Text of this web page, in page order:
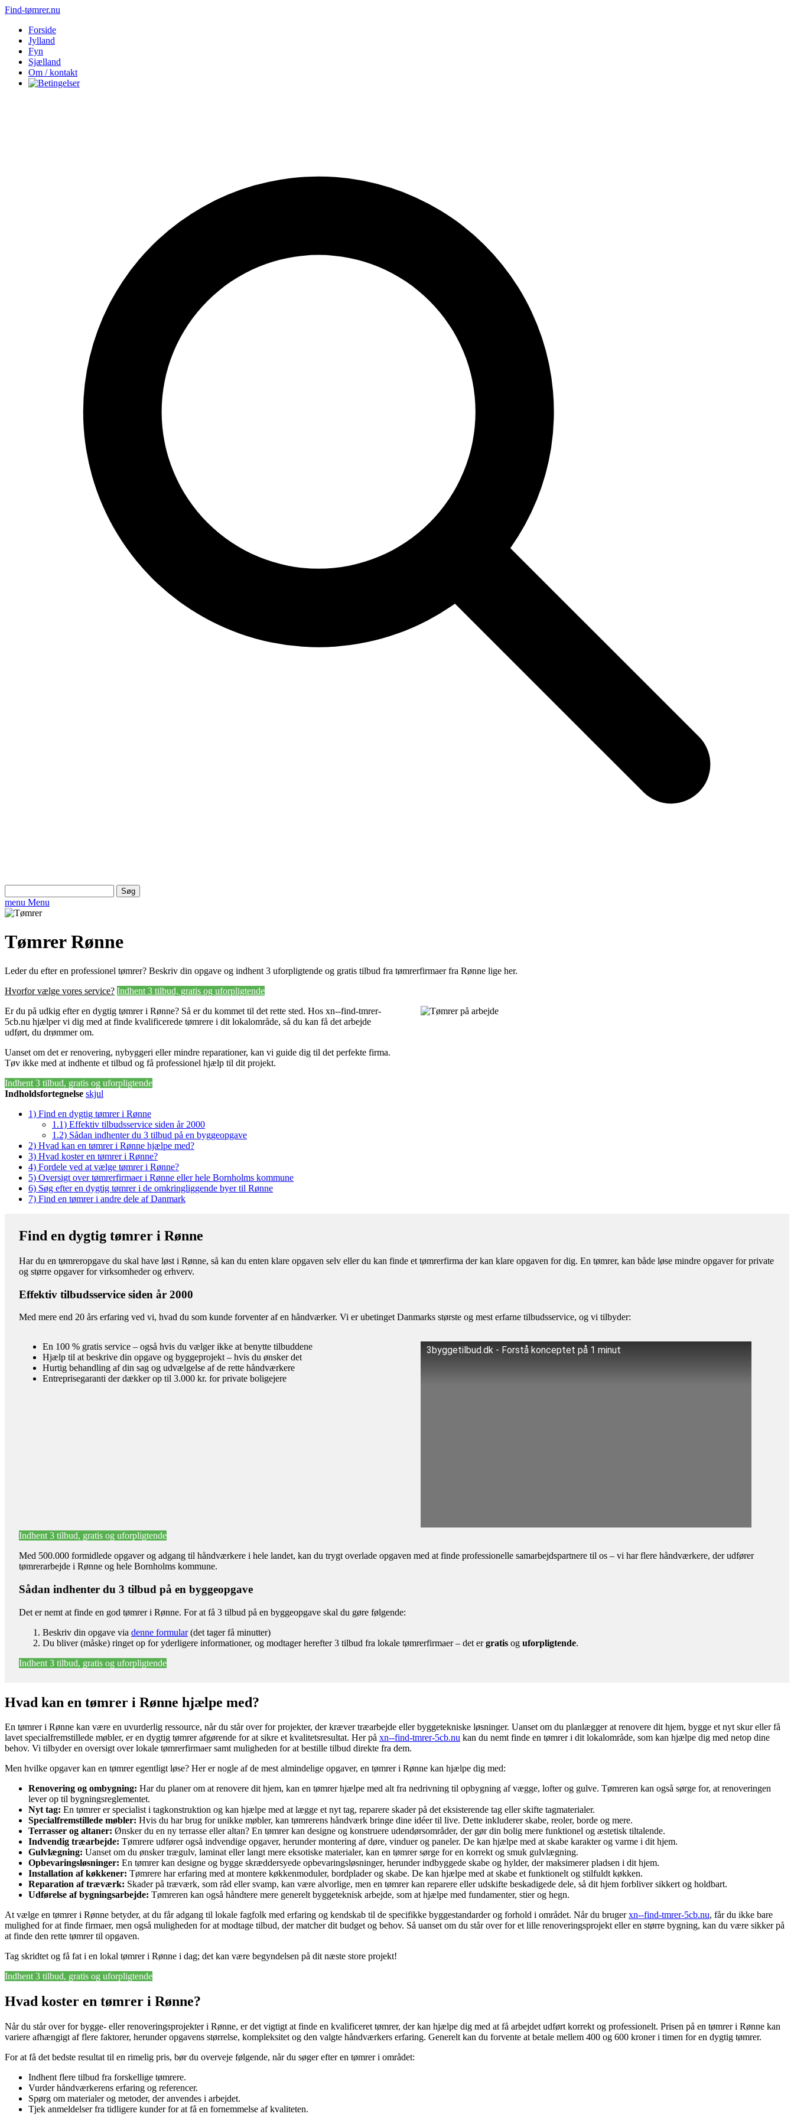
Find-tømrer.nu
Forside
Jylland
Fyn
Sjælland
Om / kontakt
efter:
menu Menu
Tømrer Rønne
Leder du efter en professionel tømrer? Beskriv din opgave og indhent 3 uforpligtende og gratis tilbud fra tømrerfirmaer fra Rønne lige her.
Hvorfor vælge vores service? Indhent 3 tilbud, gratis og uforpligtende
Er du på udkig efter en dygtig tømrer i Rønne? Så er du kommet til det rette sted. Hos xn--find-tmrer-
5cb.nu hjælper vi dig med at finde kvalificerede tømrere i dit lokalområde, så du kan få det arbejde
udført, du drømmer om.
Uanset om det er renovering, nybyggeri eller mindre reparationer, kan vi guide dig til det perfekte firma.
Tøv ikke med at indhente et tilbud og få professionel hjælp til dit projekt.
Indhent 3 tilbud, gratis og uforpligtende
Indholdsfortegnelse skjul
1) Find en dygtig tømrer i Rønne
1.1) Effektiv tilbudsservice siden år 2000
1.2) Sådan indhenter du 3 tilbud på en byggeopgave
2) Hvad kan en tømrer i Rønne hjælpe med?
3) Hvad koster en tømrer i Rønne?
4) Fordele ved at vælge tømrer i Rønne?
5) Oversigt over tømrerfirmaer i Rønne eller hele Bornholms kommune
6) Søg efter en dygtig tømrer i de omkringliggende byer til Rønne
7) Find en tømrer i andre dele af Danmark
Find en dygtig tømrer i Rønne
Har du en tømreropgave du skal have løst i Rønne, så kan du enten klare opgaven selv eller du kan finde et tømrerfirma der kan klare opgaven for dig. En tømrer, kan både løse mindre opgaver for private
og større opgaver for virksomheder og erhverv.
Effektiv tilbudsservice siden år 2000
Med mere end 20 års erfaring ved vi, hvad du som kunde forventer af en håndværker. Vi er ubetinget Danmarks største og mest erfarne tilbudsservice, og vi tilbyder:
En 100 % gratis service – også hvis du vælger ikke at benytte tilbuddene
Hjælp til at beskrive din opgave og byggeprojekt – hvis du ønsker det
Hurtig behandling af din sag og udvælgelse af de rette håndværkere
Entreprisegaranti der dækker op til 3.000 kr. for private boligejere
3byggetilbud.dk - Forstå konceptet på 1 minut
Indhent 3 tilbud, gratis og uforpligtende
Med 500.000 formidlede opgaver og adgang til håndværkere i hele landet, kan du trygt overlade opgaven med at finde professionelle samarbejdspartnere til os – vi har flere håndværkere, der udfører
tømrerarbejde i Rønne og hele Bornholms kommune.
Sådan indhenter du 3 tilbud på en byggeopgave
Det er nemt at finde en god tømrer i Rønne. For at få 3 tilbud på en byggeopgave skal du gøre følgende:
Beskriv din opgave via denne formular(det tager få minutter)
Du bliver (måske) ringet op for yderligere informationer, og modtager herefter 3 tilbud fra lokale tømrerfirmaer – det ergratis og uforpligtende.
Indhent 3 tilbud, gratis og uforpligtende
Hvad kan en tømrer i Rønne hjælpe med?
En tømrer i Rønne kan være en uvurderlig ressource, når du står over for projekter, der kræver træarbejde eller byggetekniske løsninger. Uanset om du planlægger at renovere dit hjem, bygge et nyt skur eller få
lavet specialfremstillede møbler, er en dygtig tømrer afgørende for at sikre et kvalitetsresultat. Her på xn--find-tmrer-5cb.nu kan du nemt finde en tømrer i dit lokalområde, som kan hjælpe dig med netop dine
behov. Vi tilbyder en oversigt over lokale tømrerfirmaer samt muligheden for at bestille tilbud direkte fra dem.
Men hvilke opgaver kan en tømrer egentligt løse? Her er nogle af de mest almindelige opgaver, en tømrer i Rønne kan hjælpe dig med:
Renovering og ombygning: Har du planer om at renovere dit hjem, kan en tømrer hjælpe med alt fra nedrivning til opbygning af vægge, lofter og gulve. Tømreren kan også sørge for, at renoveringen
lever op til bygningsreglementet.
Nyt tag: En tømrer er specialist i tagkonstruktion og kan hjælpe med at lægge et nyt tag, reparere skader på det eksisterende tag eller skifte tagmaterialer.
Specialfremstillede møbler: Hvis du har brug for unikke møbler, kan tømrerens håndværk bringe dine idéer til live. Dette inkluderer skabe, reoler, borde og mere.
Terrasser og altaner: Ønsker du en ny terrasse eller altan? En tømrer kan designe og konstruere udendørsområder, der gør din bolig mere funktionel og æstetisk tiltalende.
Indvendig træarbejde: Tømrere udfører også indvendige opgaver, herunder montering af døre, vinduer og paneler. De kan hjælpe med at skabe karakter og varme i dit hjem.
Gulvlægning: Uanset om du ønsker trægulv, laminat eller langt mere eksotiske materialer, kan en tømrer sørge for en korrekt og smuk gulvlægning.
Opbevaringsløsninger: En tømrer kan designe og bygge skræddersyede opbevaringsløsninger, herunder indbyggede skabe og hylder, der maksimerer pladsen i dit hjem.
Installation af køkkener: Tømrere har erfaring med at montere køkkenmoduler, bordplader og skabe. De kan hjælpe med at skabe et funktionelt og stilfuldt køkken.
Reparation af træværk: Skader på træværk, som råd eller svamp, kan være alvorlige, men en tømrer kan reparere eller udskifte beskadigede dele, så dit hjem forbliver sikkert og holdbart.
Udførelse af bygningsarbejde: Tømreren kan også håndtere mere generelt byggeteknisk arbejde, som at hjælpe med fundamenter, stier og hegn.
At vælge en tømrer i Rønne betyder, at du får adgang til lokale fagfolk med erfaring og kendskab til de specifikke byggestandarder og forhold i området. Når du brugerxn--find-tmrer-5cb.nu, får du ikke bare
mulighed for at finde firmaer, men også muligheden for at modtage tilbud, der matcher dit budget og behov. Så uanset om du står over for et lille renoveringsprojekt eller en større bygning, kan du være sikker på
at finde den rette tømrer til opgaven.
Tag skridtet og få fat i en lokal tømrer i Rønne i dag; det kan være begyndelsen på dit næste store projekt!
Indhent 3 tilbud, gratis og uforpligtende
Hvad koster en tømrer i Rønne?
Når du står over for bygge- eller renoveringsprojekter i Rønne, er det vigtigt at finde en kvalificeret tømrer, der kan hjælpe dig med at få arbejdet udført korrekt og professionelt. Prisen på en tømrer i Rønne kan
variere afhængigt af flere faktorer, herunder opgavens størrelse, kompleksitet og den valgte håndværkers erfaring. Generelt kan du forvente at betale mellem 400 og 600 kroner i timen for en dygtig tømrer.
For at få det bedste resultat til en rimelig pris, bør du overveje følgende, når du søger efter en tømrer i området:
Indhent flere tilbud fra forskellige tømrere.
Vurder håndværkerens erfaring og referencer.
Spørg om materialer og metoder, der anvendes i arbejdet.
Tjek anmeldelser fra tidligere kunder for at få en fornemmelse af kvaliteten.